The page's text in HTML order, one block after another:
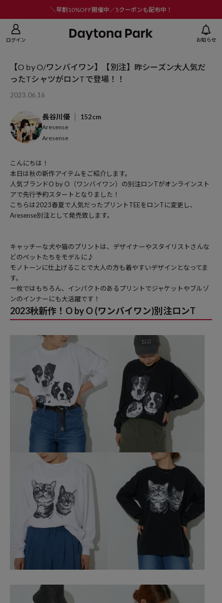
＼早割10%OFF開催中／5クーポンも配布中！
ログイン お知らせ
【O by O/ワンバイワン】【別注】昨シーズン大人気だ
ったTシャツがロンTで登場！！
2023.06.16
長谷川優 152cm
Aresense
Aresense
こんにちは！
本日は秋の新作アイテムをご紹介します。
人気ブランドO by O（ワンバイワン）の別注ロンTがオンラインスト
アで先行予約スタートとなりました！
こちらは2023春夏で人気だったプリントTEEをロンTに変更し、
Aresense別注として発売致します。
キャッチーな犬や猫のプリントは、デザイナーやスタイリストさんな
どのペットたちをモデルに♪
モノトーンに仕上げることで大人の方も着やすいデザインとなってま
す。
一枚ではもちろん、インパクトのあるプリントでジャケットやブルゾ
ンのインナーにも大活躍です！
2023秋新作！O by O (ワンバイワン)別注ロンT